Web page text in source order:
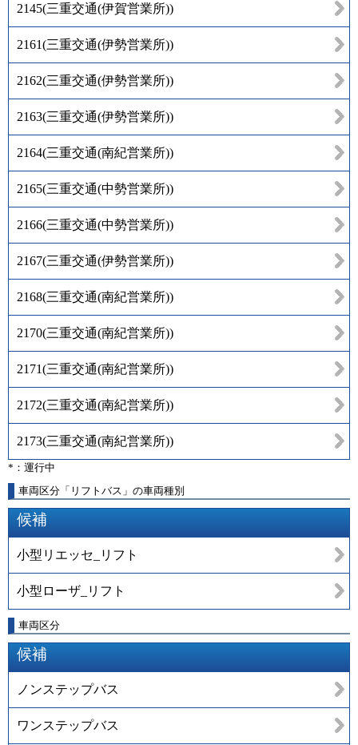
2145(三重交通(伊賀営業所))
2161(三重交通(伊勢営業所))
2162(三重交通(伊勢営業所))
2163(三重交通(伊勢営業所))
2164(三重交通(南紀営業所))
2165(三重交通(中勢営業所))
2166(三重交通(中勢営業所))
2167(三重交通(伊勢営業所))
2168(三重交通(南紀営業所))
2170(三重交通(南紀営業所))
2171(三重交通(南紀営業所))
2172(三重交通(南紀営業所))
2173(三重交通(南紀営業所))
*：運行中
車両区分「リフトバス」の車両種別
候補
小型リエッセ_リフト
小型ローザ_リフト
車両区分
候補
ノンステップバス
ワンステップバス